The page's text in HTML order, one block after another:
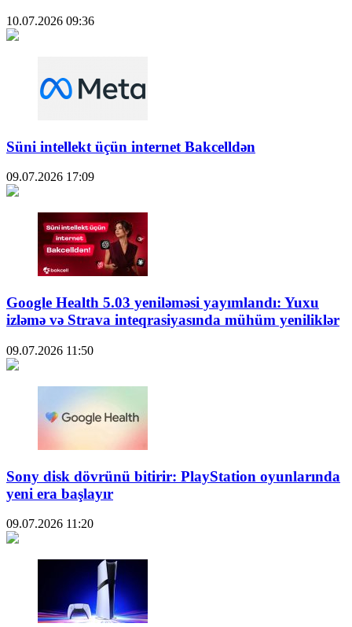
10.07.2026 09:36
Süni intellekt üçün internet Bakcelldən
09.07.2026 17:09
Google Health 5.03 yeniləməsi yayımlandı: Yuxu
izləmə və Strava inteqrasiyasında mühüm yeniliklər
09.07.2026 11:50
Sony disk dövrünü bitirir: PlayStation oyunlarında
yeni era başlayır
09.07.2026 11:20